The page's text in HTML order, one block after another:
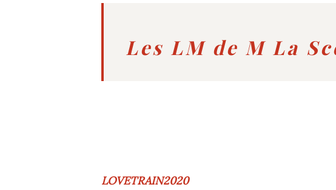
Les LM de M La
LOVETRAIN2020